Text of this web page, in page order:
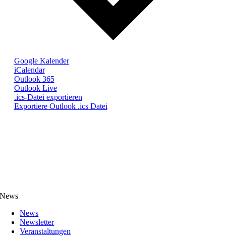
Google Kalender
iCalendar
Outlook 365
Outlook Live
.ics-Datei exportieren
Exportiere Outlook .ics Datei
News
News
Newsletter
Veranstaltungen